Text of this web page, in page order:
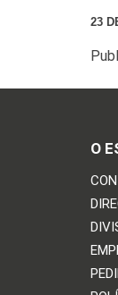
23
O